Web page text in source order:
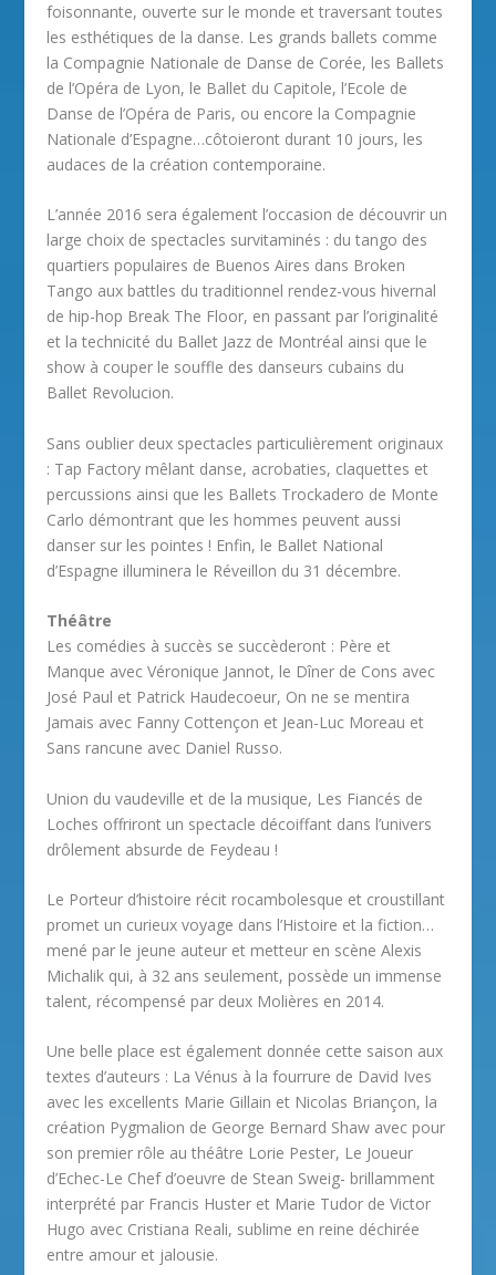
foisonnante, ouverte sur le monde et traversant toutes
les esthétiques de la danse. Les grands ballets comme
la Compagnie Nationale de Danse de Corée, les Ballets
de l’Opéra de Lyon, le Ballet du Capitole, l’Ecole de
Danse de l’Opéra de Paris, ou encore la Compagnie
Nationale d’Espagne…côtoieront durant 10 jours, les
audaces de la création contemporaine.
L’année 2016 sera également l’occasion de découvrir un
large choix de spectacles survitaminés : du tango des
quartiers populaires de Buenos Aires dans Broken
Tango aux battles du traditionnel rendez-vous hivernal
de hip-hop Break The Floor, en passant par l’originalité
et la technicité du Ballet Jazz de Montréal ainsi que le
show à couper le souffle des danseurs cubains du
Ballet Revolucion.
Sans oublier deux spectacles particulièrement originaux
: Tap Factory mêlant danse, acrobaties, claquettes et
percussions ainsi que les Ballets Trockadero de Monte
Carlo démontrant que les hommes peuvent aussi
danser sur les pointes ! Enfin, le Ballet National
d’Espagne illuminera le Réveillon du 31 décembre.
Théâtre
Les comédies à succès se succèderont : Père et
Manque avec Véronique Jannot, le Dîner de Cons avec
José Paul et Patrick Haudecoeur, On ne se mentira
Jamais avec Fanny Cottençon et Jean-Luc Moreau et
Sans rancune avec Daniel Russo.
Union du vaudeville et de la musique, Les Fiancés de
Loches offriront un spectacle décoiffant dans l’univers
drôlement absurde de Feydeau !
Le Porteur d’histoire récit rocambolesque et croustillant
promet un curieux voyage dans l’Histoire et la fiction…
mené par le jeune auteur et metteur en scène Alexis
Michalik qui, à 32 ans seulement, possède un immense
talent, récompensé par deux Molières en 2014.
Une belle place est également donnée cette saison aux
textes d’auteurs : La Vénus à la fourrure de David Ives
avec les excellents Marie Gillain et Nicolas Briançon, la
création Pygmalion de George Bernard Shaw avec pour
son premier rôle au théâtre Lorie Pester, Le Joueur
d’Echec-Le Chef d’oeuvre de Stean Sweig- brillamment
interprété par Francis Huster et Marie Tudor de Victor
Hugo avec Cristiana Reali, sublime en reine déchirée
entre amour et jalousie.